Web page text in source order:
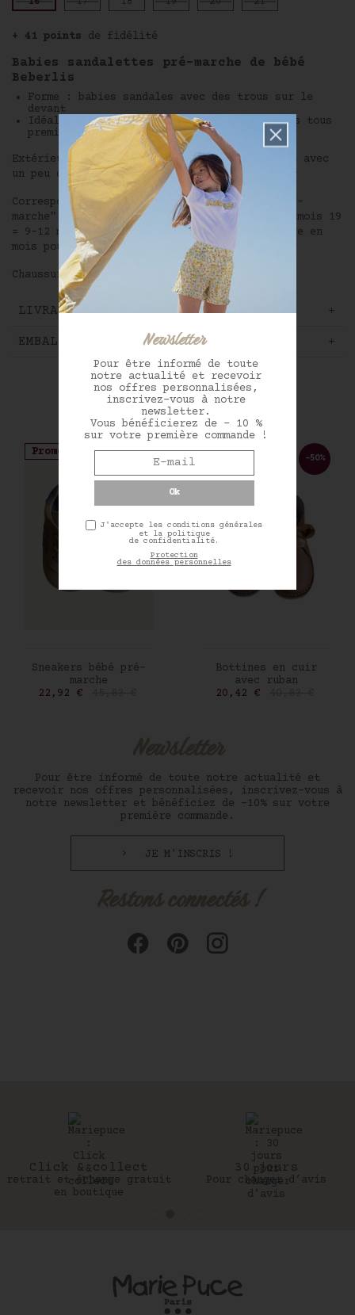
+ 41 points de fidélité
Babies sandalettes pré-marche de bébé
Beberlis
Forme : babies sandales avec des trous sur le
devant
Idéale aussi bien en chaussons que pour les tous
premiers pas
Extérieur cuir, intérieur cuir Semelle souple avec
un peu de gomme au centre pour ne pas glisser
Correspondance de tailles des chaussures "pré-
marche" de Beberlis : 17 = 3-6 mois 18 = 6-9 mois 19
= 9-12 mois 20 = 12-15 mois Se référer à l'âge en
mois pour le choix de la taille.
Chaussures Beberlis fabriquées en Espagne
LIVRAISON ET RETOUR
EMBALLAGE CADEAU
Vous aimerez aussi
Promo
AJOUTER AU PANIER
Sneakers bébé pré-
marche
Prix
22,92 €
Promo
AJOUTER AU PANIER
Bottines en cuir
avec ruban
Prix
20,42 €
-50%
Pour être informé de toute notre actualité et
recevoir nos offres personnalisées, inscrivez-vous à
notre newsletter et bénéficiez de -10% sur votre
première commande.
JE M'INSCRIS !
Click & collect
retrait et échange gratuit
en boutique
30 jours
Pour changer d’avis
Newsletter
Pour être informé de toute
notre actualité et recevoir
nos offres personnalisées,
inscrivez-vous à notre
newsletter.
Vous bénéficierez de - 10 %
sur votre première commande !
J'accepte les conditions générales
et la politique
de confidentialité.
Protection
des données personnelles